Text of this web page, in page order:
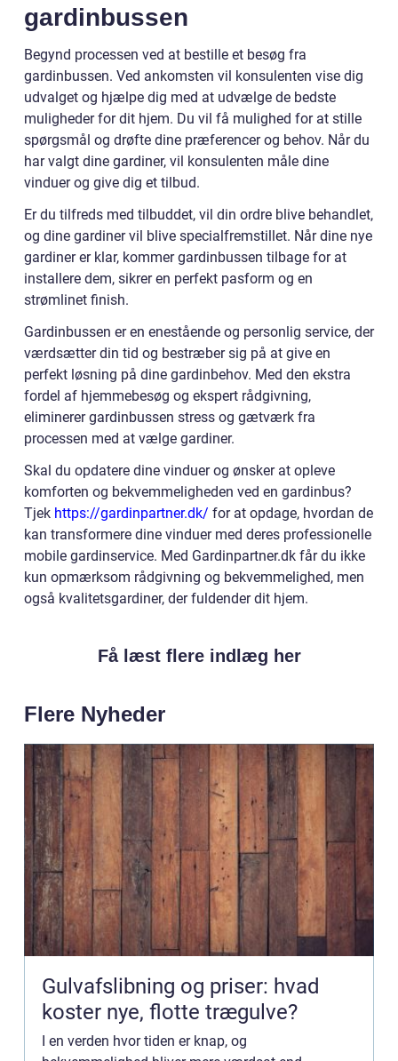
gardinbussen
Begynd processen ved at bestille et besøg fra
gardinbussen. Ved ankomsten vil konsulenten vise dig
udvalget og hjælpe dig med at udvælge de bedste
muligheder for dit hjem. Du vil få mulighed for at stille
spørgsmål og drøfte dine præferencer og behov. Når du
har valgt dine gardiner, vil konsulenten måle dine
vinduer og give dig et tilbud.
Er du tilfreds med tilbuddet, vil din ordre blive behandlet,
og dine gardiner vil blive specialfremstillet. Når dine nye
gardiner er klar, kommer gardinbussen tilbage for at
installere dem, sikrer en perfekt pasform og en
strømlinet finish.
Gardinbussen er en enestående og personlig service, der
værdsætter din tid og bestræber sig på at give en
perfekt løsning på dine gardinbehov. Med den ekstra
fordel af hjemmebesøg og ekspert rådgivning,
eliminerer gardinbussen stress og gætværk fra
processen med at vælge gardiner.
Skal du opdatere dine vinduer og ønsker at opleve
komforten og bekvemmeligheden ved en gardinbus?
Tjek https://gardinpartner.dk/ for at opdage, hvordan de
kan transformere dine vinduer med deres professionelle
mobile gardinservice. Med Gardinpartner.dk får du ikke
kun opmærksom rådgivning og bekvemmelighed, men
også kvalitetsgardiner, der fuldender dit hjem.
Få læst flere indlæg her
Flere Nyheder
Gulvafslibning og priser: hvad
koster nye, flotte trægulve?
I en verden hvor tiden er knap, og